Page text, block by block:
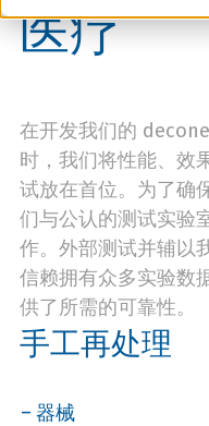
医疗
在开发我们的
时，我们将性能、效
试放在首位。为了确
们与公认的测试实验
作。外部测试并辅以
信赖拥有众多实验数
供了所需的可靠性。
手工再处理
器械